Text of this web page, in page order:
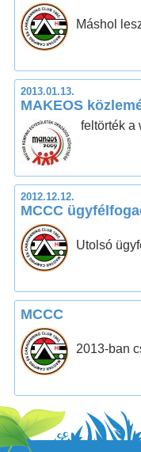
Máshol
2013.01.13.
MAKEOS
feltörték a
2012.12.12.
MCCC
Utolsó
MCCC
2013-ban